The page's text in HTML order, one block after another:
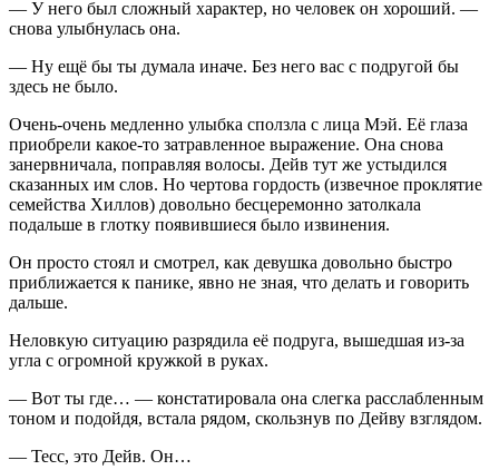
— У него был сложный характер, но человек он хороший. —
снова улыбнулась она.
— Ну ещё бы ты думала иначе. Без него вас с подругой бы
здесь не было.
Очень-очень медленно улыбка сползла с лица Мэй. Её глаза
приобрели какое-то затравленное выражение. Она снова
занервничала, поправляя волосы. Дейв тут же устыдился
сказанных им слов. Но чертова гордость (извечное проклятие
семейства Хиллов) довольно бесцеремонно затолкала
подальше в глотку появившиеся было извинения.
Он просто стоял и смотрел, как девушка довольно быстро
приближается к панике, явно не зная, что делать и говорить
дальше.
Неловкую ситуацию разрядила её подруга, вышедшая из-за
угла с огромной кружкой в руках.
— Вот ты где… — констатировала она слегка расслабленным
тоном и подойдя, встала рядом, скользнув по Дейву взглядом.
— Тесс, это Дейв. Он…